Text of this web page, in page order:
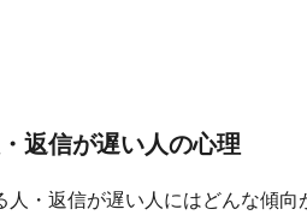
返信が遅い人の心理
・返信が遅い人にはどんな傾向